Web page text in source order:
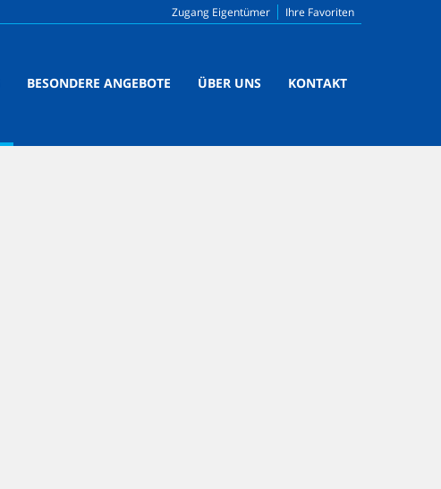
Ihre Favoriten
Zugang Eigentümer
BESONDERE ANGEBOTE ÜBER UNS KONTAKT